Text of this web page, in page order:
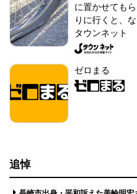
に置かせても
りに行くと、
タウンネット
ゼロまる
追悼